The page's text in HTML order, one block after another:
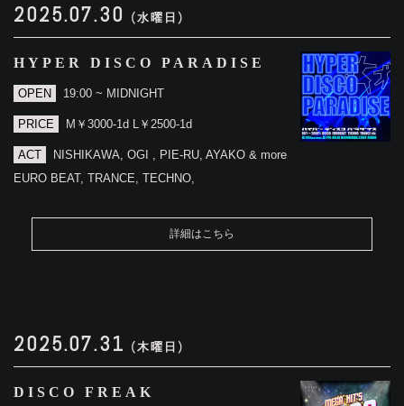
2025.07.30 (水曜日)
HYPER DISCO PARADISE
OPEN 19:00 ~ MIDNIGHT
PRICE M￥3000-1d L￥2500-1d
ACT
NISHIKAWA, OGI , PIE-RU, AYAKO & more
EURO BEAT, TRANCE, TECHNO,
詳細はこちら
2025.07.31 (木曜日)
DISCO FREAK